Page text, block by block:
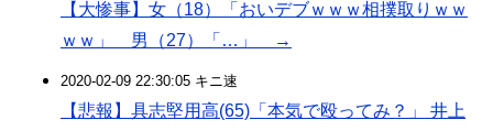
【大惨事】女（18）「おいデブｗｗｗ相撲取りｗｗ
ｗｗ」 男（27）「…」 →
2020-02-09 22:30:05 キニ速
【悲報】具志堅用高(65)「本気で殴ってみ？」 井上